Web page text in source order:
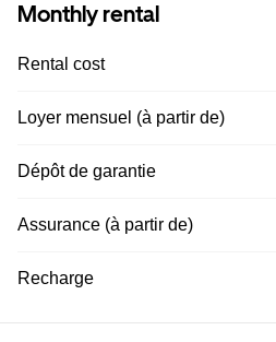
Monthly rental
Rental cost
Loyer mensuel (à partir de)
Dépôt de garantie
Assurance (à partir de)
Recharge